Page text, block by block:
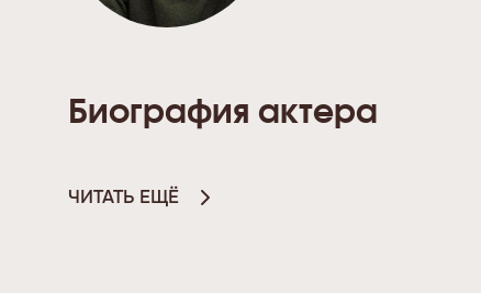
Биография актера
ЧИТАТЬ ЕЩЁ